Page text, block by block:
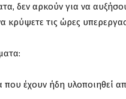
δεν αρκούν για να
κρύψετε τις ώρες
έχουν ήδη υλοποιηθεί